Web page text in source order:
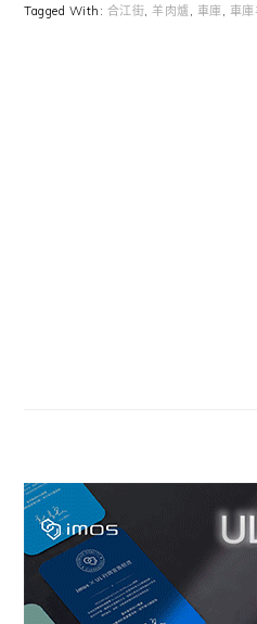
Tagged With: 合江街 ,羊肉爐 車庫 車庫